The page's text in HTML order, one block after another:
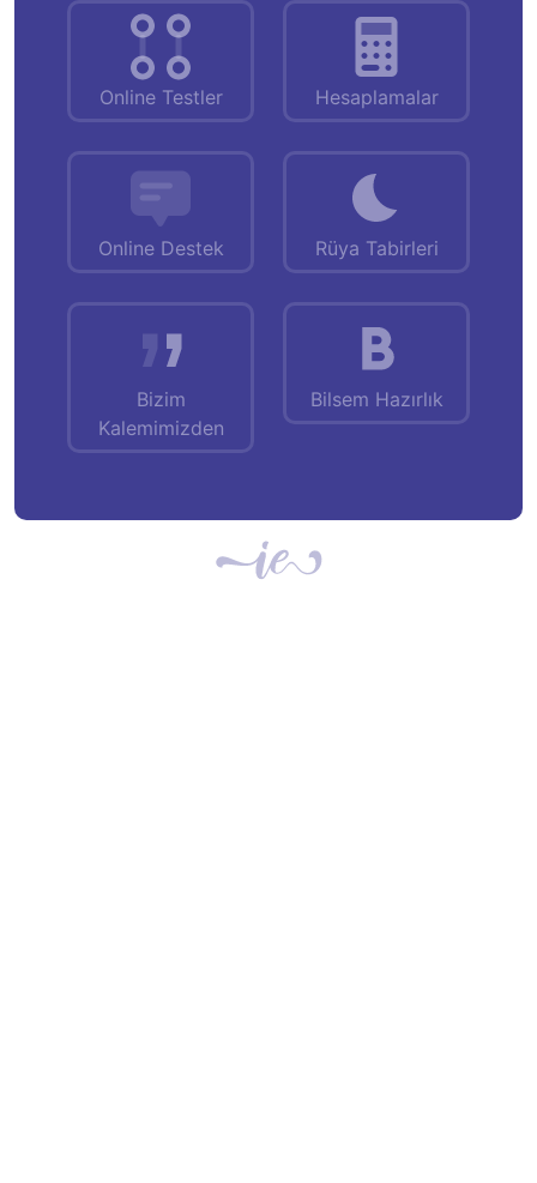
Online Testler Hesaplamalar
Online Destek Rüya Tabirleri
Bizim
Kalemimizden
Bilsem Hazırlık